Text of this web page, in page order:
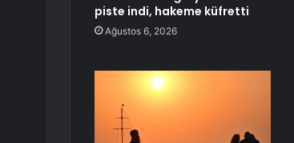
piste indi, hakeme küfretti
Ağustos 6, 2026